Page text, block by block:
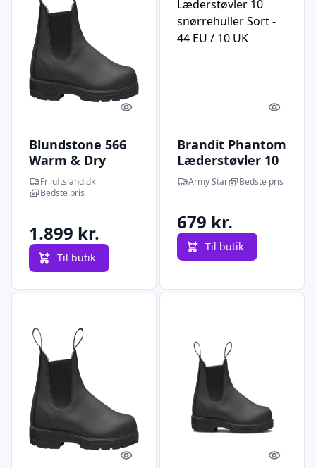
Quick look
Blundstone 566
Warm & Dry
Chelsea Boot
(Sort (BLACK) 38)
Friluftsland.dk
Bedste pris
1.899 kr.
Til butik
Quick
Brandit Phantom
Læderstøvler 10
snørrehuller Sort
- 44 EU / 10 UK
Army Star Bedste pris
679 kr.
Til butik
Quick look Quick